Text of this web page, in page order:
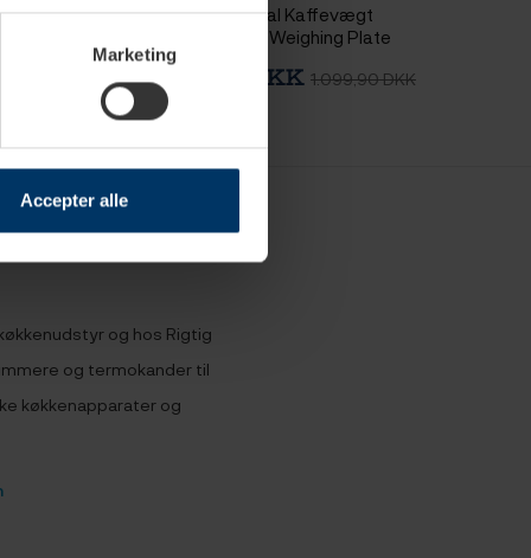
Marketing
Accepter alle
Kaffevægt
699,95 DKK
Eureka Digital Kaffevægt
Precisa Inkl. Weighing Plate
999,95 DKK 1.099,90 DKK
og hos Rigtig
og termokander til
køkkenapparater og